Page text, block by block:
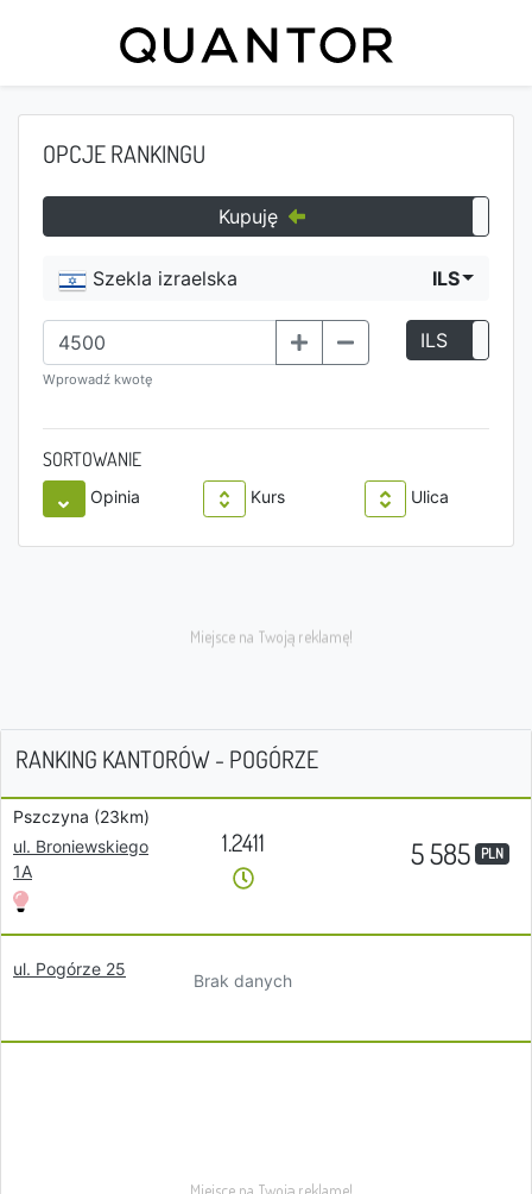
OPCJE RANKINGU
Kupuję
Szekla izraelska ILS
Wprowadź kwotę
ILS
SORTOWANIE
Opinia Kurs Ulica
RANKING KANTORÓW - POGÓRZE
Pszczyna (23km)
ul. Broniewskiego
1A
1.2411 5 585 PLN
ul. Pogórze 25
Brak danych